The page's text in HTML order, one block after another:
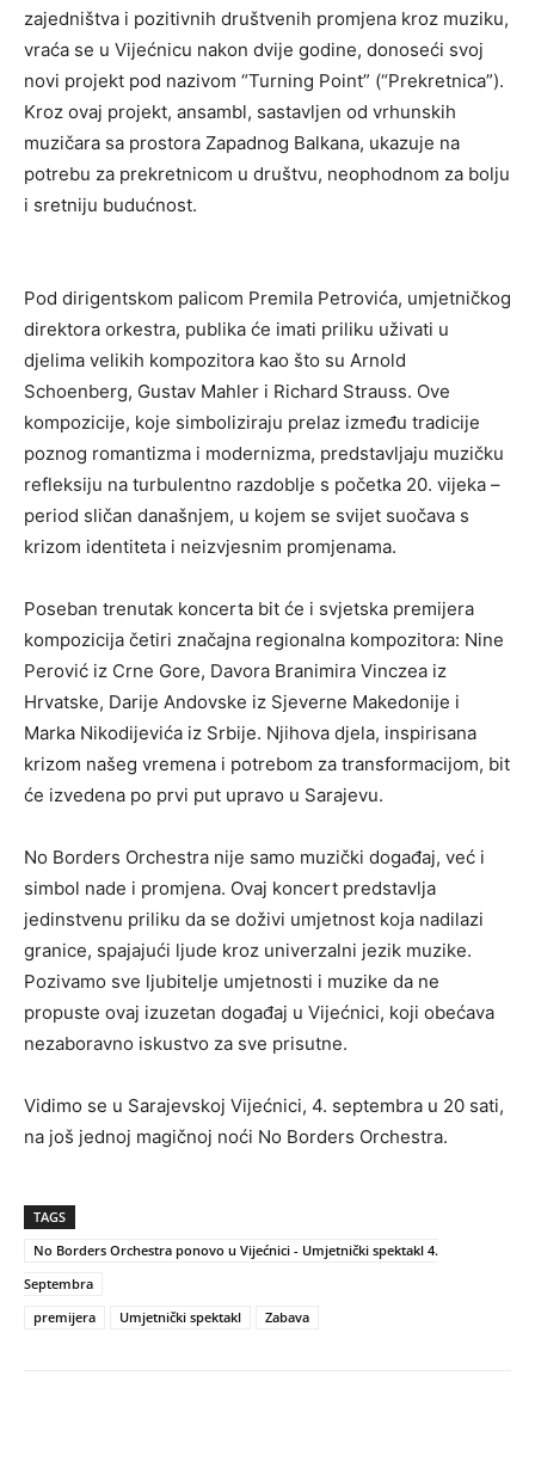
zajedništva i pozitivnih društvenih promjena kroz muziku,
vraća se u Vijećnicu nakon dvije godine, donoseći svoj
novi projekt pod nazivom “Turning Point” (“Prekretnica”).
Kroz ovaj projekt, ansambl, sastavljen od vrhunskih
muzičara sa prostora Zapadnog Balkana, ukazuje na
potrebu za prekretnicom u društvu, neophodnom za bolju
i sretniju budućnost.
Pod dirigentskom palicom Premila Petrovića, umjetničkog
direktora orkestra, publika će imati priliku uživati u
djelima velikih kompozitora kao što su Arnold
Schoenberg, Gustav Mahler i Richard Strauss. Ove
kompozicije, koje simboliziraju prelaz između tradicije
poznog romantizma i modernizma, predstavljaju muzičku
refleksiju na turbulentno razdoblje s početka 20. vijeka –
period sličan današnjem, u kojem se svijet suočava s
krizom identiteta i neizvjesnim promjenama.
Poseban trenutak koncerta bit će i svjetska premijera
kompozicija četiri značajna regionalna kompozitora: Nine
Perović iz Crne Gore, Davora Branimira Vinczea iz
Hrvatske, Darije Andovske iz Sjeverne Makedonije i
Marka Nikodijevića iz Srbije. Njihova djela, inspirisana
krizom našeg vremena i potrebom za transformacijom, bit
će izvedena po prvi put upravo u Sarajevu.
No Borders Orchestra nije samo muzički događaj, već i
simbol nade i promjena. Ovaj koncert predstavlja
jedinstvenu priliku da se doživi umjetnost koja nadilazi
granice, spajajući ljude kroz univerzalni jezik muzike.
Pozivamo sve ljubitelje umjetnosti i muzike da ne
propuste ovaj izuzetan događaj u Vijećnici, koji obećava
nezaboravno iskustvo za sve prisutne.
Vidimo se u Sarajevskoj Vijećnici, 4. septembra u 20 sati,
na još jednoj magičnoj noći No Borders Orchestra.
TAGS
No Borders Orchestra ponovo u Vijećnici - Umjetnički spektakl 4.
Septembra
premijera
Umjetnički spektakl Zabava